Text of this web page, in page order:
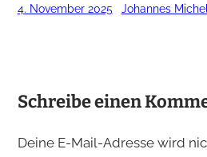
4. November 2025 Johannes Michel
Schreibe einen
Deine E-Mail-Adresse wird